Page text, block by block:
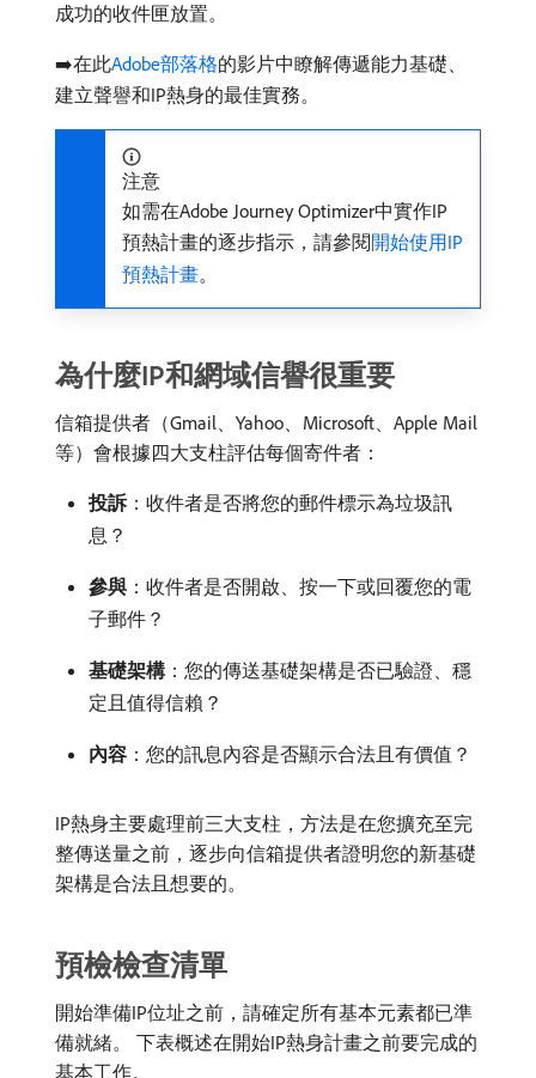
成功的收件匣放置。
➡️在此Adobe部落格的影片中瞭解傳遞能力基礎、
建立聲譽和IP熱身的最佳實務。
注意
如需在Adobe Journey Optimizer中實作IP
預熱計畫的逐步指示，請參閱開始使用IP
預熱計畫。
為什麼IP和網域信譽很重要
信箱提供者（Gmail、Yahoo、Microsoft、Apple Mail
等）會根據四大支柱評估每個寄件者：
投訴：收件者是否將您的郵件標示為垃圾訊
息？
參與 ：收件者是否開啟、按一下或回覆您的電
子郵件？
基礎架構 ：您的傳送基礎架構是否已驗證、穩
定且值得信賴？
內容 ：您的訊息內容是否顯示合法且有價值？
IP熱身主要處理前三大支柱，方法是在您擴充至完
整傳送量之前，逐步向信箱提供者證明您的新基礎
架構是合法且想要的。
預檢檢查清單
開始準備IP位址之前，請確定所有基本元素都已準
備就緒。 下表概述在開始IP熱身計畫之前要完成的
基本工作。